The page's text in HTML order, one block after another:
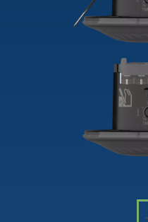
Smart Home
Präsenzmelder
LED-Leuchten
Ansprechpartner
OEM-Referenzen
Zeit- und
DALI-2
KNX Smart
Kataloge und
Theben AG
Technischer